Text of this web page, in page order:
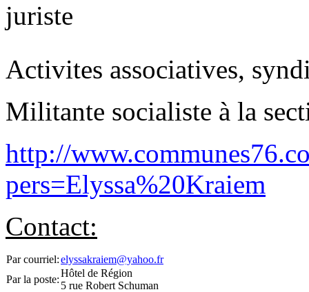
juriste
Activites associatives,
Militante socialiste à la
http://
pers=Elyssa%20Kraiem
Contact:
Par courriel:elyssakraiem@yahoo.fr
Par la poste:
Hôtel de Région
5 rue Robert Schuman